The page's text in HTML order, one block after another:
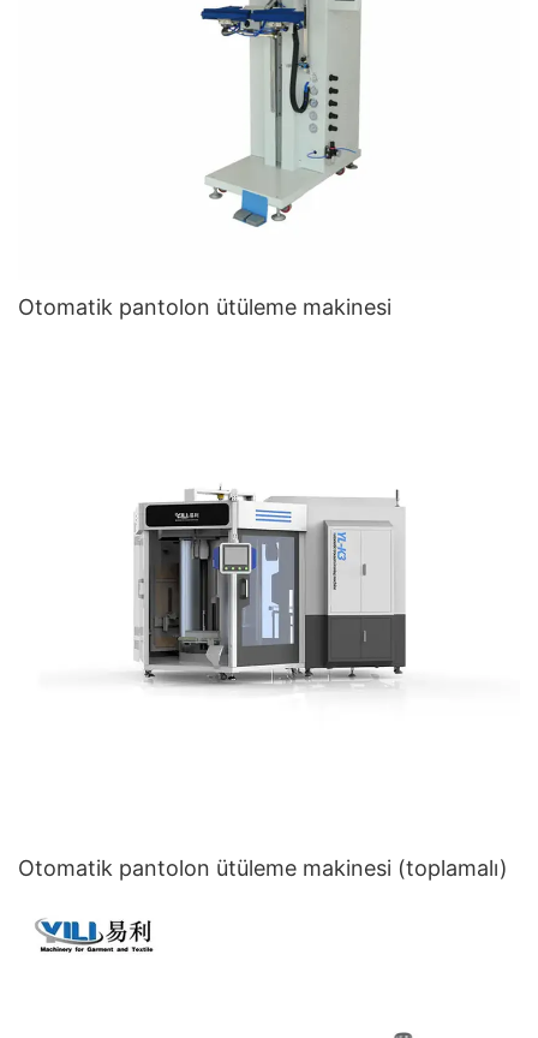
Otomatik pantolon ütüleme makinesi
Otomatik pantolon ütüleme makinesi (toplamalı)